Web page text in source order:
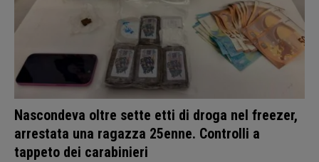
Nascondeva oltre sette etti di droga nel freezer,
arrestata una ragazza 25enne. Controlli a
tappeto dei carabinieri